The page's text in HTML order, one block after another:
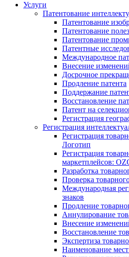
Услуги
Патентование
Патентование
Патентование
Патентование
Патентные
Международное
Внесение
Досрочное
Продление патента
Поддержание
Восстановление
Патент на
Регистрация
Регистрация
Регистрация
Логотип
Регистрация
маркетплейсов:
Разработка
Проверка
Международная
знаков
Продление
Аннулирование
Внесение
Восстановление
Экспертиза
Наименование